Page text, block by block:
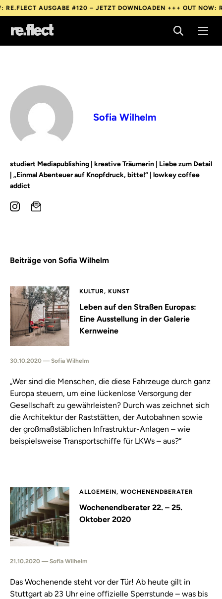
AUSGABE #120 – JETZT DOWNLOADEN +++OUT NOW:
AUSGABE #120 – JETZT DOWNLOADEN +++
Sofia Wilhelm
studiert Mediapublishing | kreative Träumerin | Liebe zum Detail
| „Einmal Abenteuer auf Knopfdruck, bitte!“ | lowkey coffee
addict
Beiträge von Sofia Wilhelm
KULTUR, KUNST
Leben auf den Straßen Europas:
Eine Ausstellung in der Galerie
Kernweine
30.10.2020 — Sofia Wilhelm
„Wer sind die Menschen, die diese Fahrzeuge durch ganz
Europa steuern, um eine lückenlose Versorgung der
Gesellschaft zu gewährleisten? Durch was zeichnet sich
die Architektur der Raststätten, der Autobahnen sowie
der großmaßstäblichen Infrastruktur-Anlagen – wie
beispielsweise Transportschiffe für LKWs – aus?“
ALLGEMEIN, WOCHENENDBERATER
Wochenendberater 22. – 25.
Oktober 2020
21.10.2020 — Sofia Wilhelm
Das Wochenende steht vor der Tür! Ab heute gilt in
Stuttgart ab 23 Uhr eine offizielle Sperrstunde – was bis